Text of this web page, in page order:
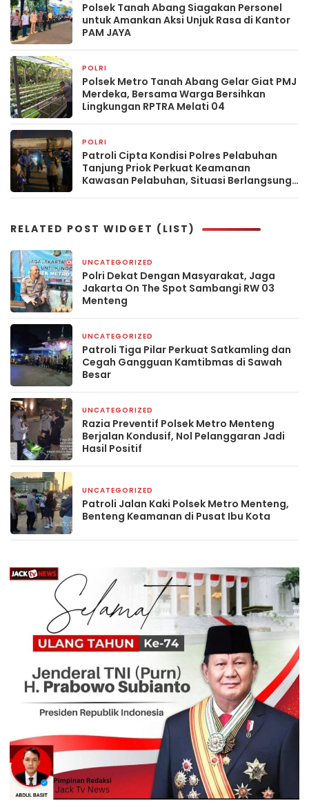
Polsek Tanah Abang Siagakan Personel
untuk Amankan Aksi Unjuk Rasa di Kantor
PAM JAYA
POLRI
Polsek Metro Tanah Abang Gelar Giat PMJ
Merdeka, Bersama Warga Bersihkan
Lingkungan RPTRA Melati 04
POLRI
Patroli Cipta Kondisi Polres Pelabuhan
Tanjung Priok Perkuat Keamanan
Kawasan Pelabuhan, Situasi Berlangsung
RELATED POST WIDGET (LIST)
UNCATEGORIZED
Polri Dekat Dengan Masyarakat, Jaga
Jakarta On The Spot Sambangi RW 03
Menteng
UNCATEGORIZED
Patroli Tiga Pilar Perkuat Satkamling dan
Cegah Gangguan Kamtibmas di Sawah
Besar
UNCATEGORIZED
Razia Preventif Polsek Metro Menteng
Berjalan Kondusif, Nol Pelanggaran Jadi
Hasil Positif
UNCATEGORIZED
Patroli Jalan Kaki Polsek Metro Menteng,
Benteng Keamanan di Pusat Ibu Kota